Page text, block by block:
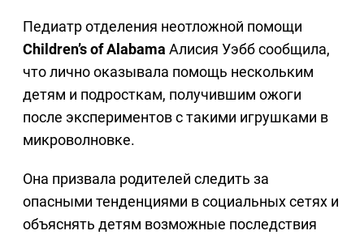
Педиатр отделения неотложной помощи
Children’s of Alabama Алисия Уэбб сообщила,
что лично оказывала помощь нескольким
детям и подросткам, получившим ожоги
после экспериментов с такими игрушками в
микроволновке.
Она призвала родителей следить за
опасными тенденциями в социальных сетях и
объяснять детям возможные последствия